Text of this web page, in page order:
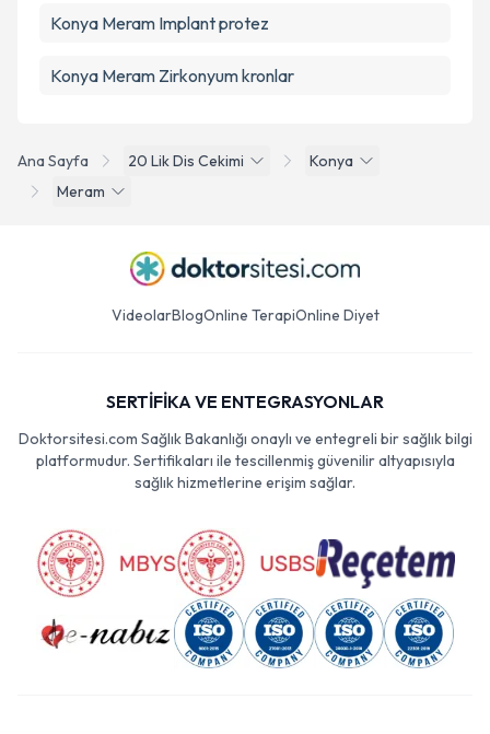
Ana Sayfa 20 Lik Dis Cekimi
Konya
Meram
Konya Meram Implant protez
Konya Meram Zirkonyum kronlar
VideolarBlogOnline TerapiOnline Diyet
SERTİFİKA VE ENTEGRASYONLAR
Doktorsitesi.com Sağlık Bakanlığı onaylı ve entegreli bir sağlık bilgi
platformudur. Sertifikaları ile tescillenmiş güvenilir altyapısıyla
sağlık hizmetlerine erişim sağlar.